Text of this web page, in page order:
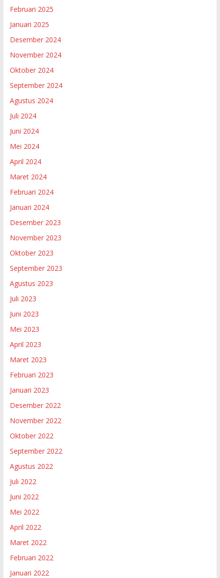
Februari 2025
Januari 2025
Desember 2024
November 2024
Oktober 2024
September 2024
Agustus 2024
Juli 2024
Juni 2024
Mei 2024
April 2024
Maret 2024
Februari 2024
Januari 2024
Desember 2023
November 2023
Oktober 2023
September 2023
Agustus 2023
Juli 2023
Juni 2023
Mei 2023
April 2023
Maret 2023
Februari 2023
Januari 2023
Desember 2022
November 2022
Oktober 2022
September 2022
Agustus 2022
Juli 2022
Juni 2022
Mei 2022
April 2022
Maret 2022
Februari 2022
Januari 2022